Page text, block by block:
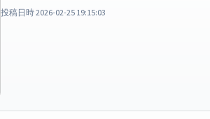
投稿日時 2026-02-25 19:15:03